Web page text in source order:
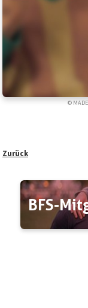
©
Zurück
BFS-